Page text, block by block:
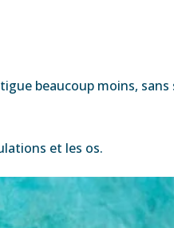
beaucoup moins, sans
et les os.